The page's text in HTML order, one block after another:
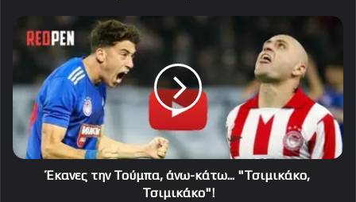
την
κάτω...
"Τσιμικάκο,
Τσιμικάκο"!
Έκανες την Τούμπα, άνω-κάτω... "Τσιμικάκο,
Τσιμικάκο"!